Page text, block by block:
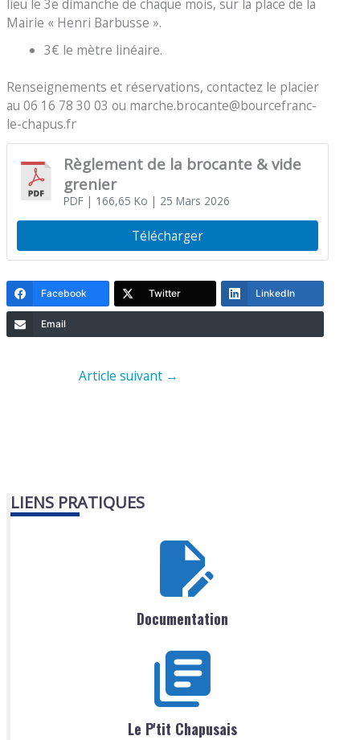
lieu le 3e dimanche de chaque mois, sur la place de la
Mairie « Henri Barbusse ».
3€ le mètre linéaire.
Renseignements et réservations, contactez le placier
au 06 16 78 30 03 ou marche.brocante@bourcefranc-
le-chapus.fr
Règlement de la brocante & vide
grenier
PDF| 166,65 Ko | 25 Mars 2026
Télécharger
Facebook Twitter LinkedIn
Email
Article suivant →
LIENS PRATIQUES
Documentation
Le P'tit Chapusais